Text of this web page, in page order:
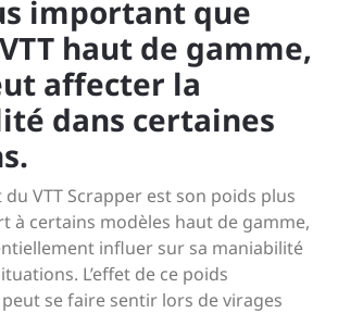
important que
haut de gamme,
affecter la
dans certaines
VTT Scrapper est son poids plus
à certains modèles haut de gamme,
influer sur sa maniabilité
L’effet de ce poids
se faire sentir lors de virages